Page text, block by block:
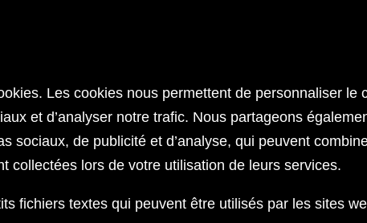
Les cookies nous permettent de personnaliser le
et d’analyser notre trafic. Nous partageons
sociaux, de publicité et d’analyse, qui peuvent
collectées lors de votre utilisation de leurs services.
fichiers textes qui peuvent être utilisés par les sites